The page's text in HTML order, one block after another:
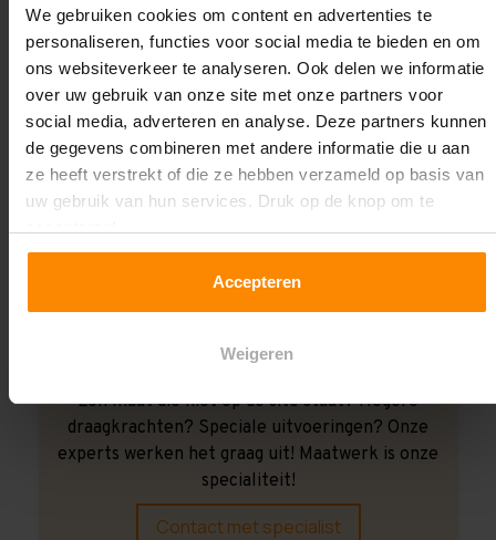
We gebruiken cookies om content en advertenties te
personaliseren, functies voor social media te bieden en om
ons websiteverkeer te analyseren. Ook delen we informatie
over uw gebruik van onze site met onze partners voor
social media, adverteren en analyse. Deze partners kunnen
de gegevens combineren met andere informatie die u aan
ze heeft verstrekt of die ze hebben verzameld op basis van
uw gebruik van hun services. Druk op de knop om te
Accepteren
Weigeren
6
Draagkracht:
Licht (130 kg per legbord)
Oplossing op maat nodig?
Een maat die niet op de site staat? Hogere
draagkrachten? Speciale uitvoeringen? Onze
experts werken het graag uit! Maatwerk is onze
specialiteit!
Contact met specialist